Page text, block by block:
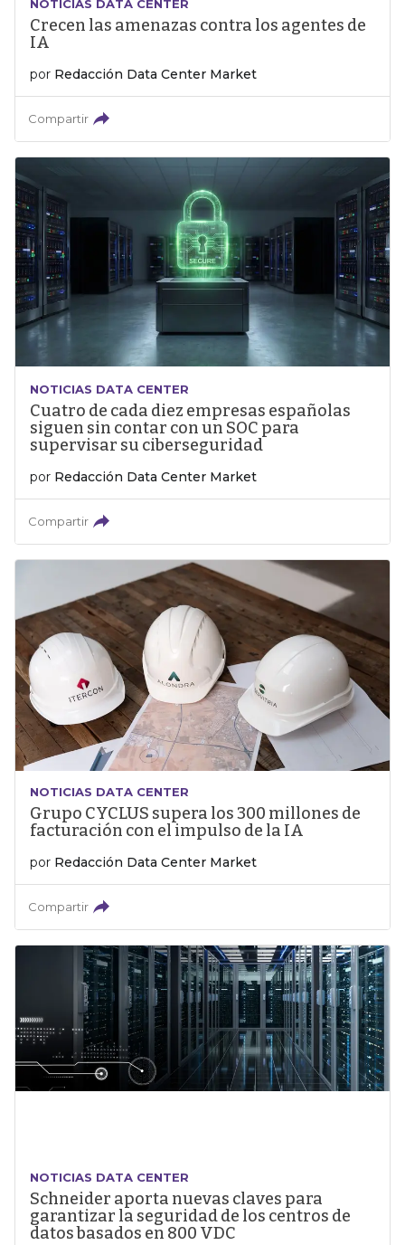
NOTICIAS DATA CENTER
Crecen las amenazas contra los agentes de
IA
por Redacción Data Center Market
Compartir
NOTICIAS DATA CENTER
Cuatro de cada diez empresas españolas
siguen sin contar con un SOC para
supervisar su ciberseguridad
por Redacción Data Center Market
Compartir
NOTICIAS DATA CENTER
Grupo CYCLUS supera los 300 millones de
facturación con el impulso de la IA
por Redacción Data Center Market
Compartir
NOTICIAS DATA CENTER
Schneider aporta nuevas claves para
garantizar la seguridad de los centros de
datos basados en 800 VDC